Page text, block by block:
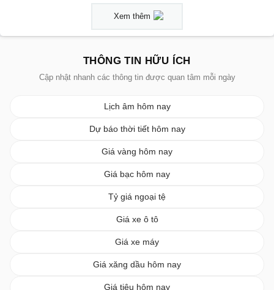
Xem thêm
THÔNG TIN HỮU ÍCH
Cập nhật nhanh các thông tin được quan tâm mỗi ngày
Lịch âm hôm nay
Dự báo thời tiết hôm nay
Giá vàng hôm nay
Giá bạc hôm nay
Tỷ giá ngoại tệ
Giá xe ô tô
Giá xe máy
Giá xăng dầu hôm nay
Giá tiêu hôm nay